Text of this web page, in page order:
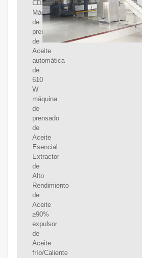
CDZYMY
Máquina
de
prensado
de
Aceite
automática
de
610
W
máquina
de
prensado
de
Aceite
Esencial
Extractor
de
Alto
Rendimiento
de
Aceite
≥90%
expulsor
de
Aceite
frío/Caliente